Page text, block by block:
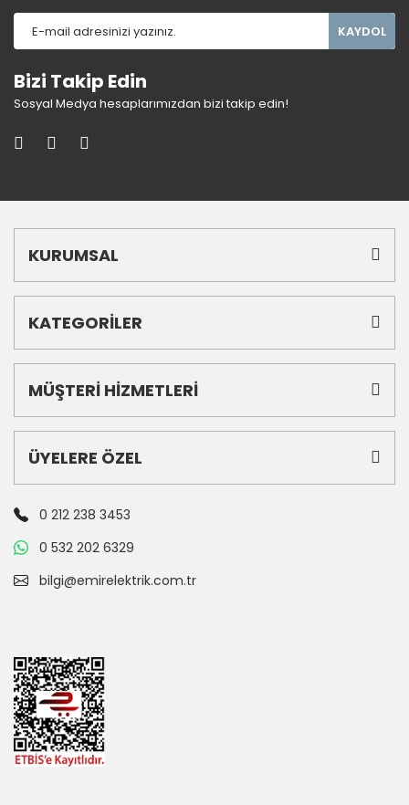
KAYDOL
Bizi Takip Edin
Sosyal Medya hesaplarımızdan bizi takip edin!
KURUMSAL
KATEGORİLER
MÜŞTERİ HİZMETLERİ
ÜYELERE ÖZEL
0 212 238 3453
0 532 202 6329
bilgi@emirelektrik.com.tr